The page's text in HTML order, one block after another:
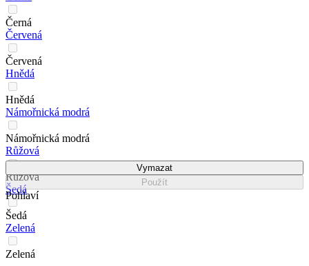
Černá
Červená
Červená
Hnědá
Hnědá
Námořnická modrá
Námořnická modrá
Růžová
Růžová
Šedá
Šedá
Zelená
Zelená
Vymazat
Použít
Pohlaví